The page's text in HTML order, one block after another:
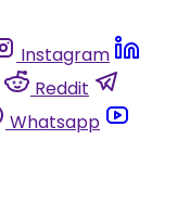
Instagram
Reddit
Whatsapp